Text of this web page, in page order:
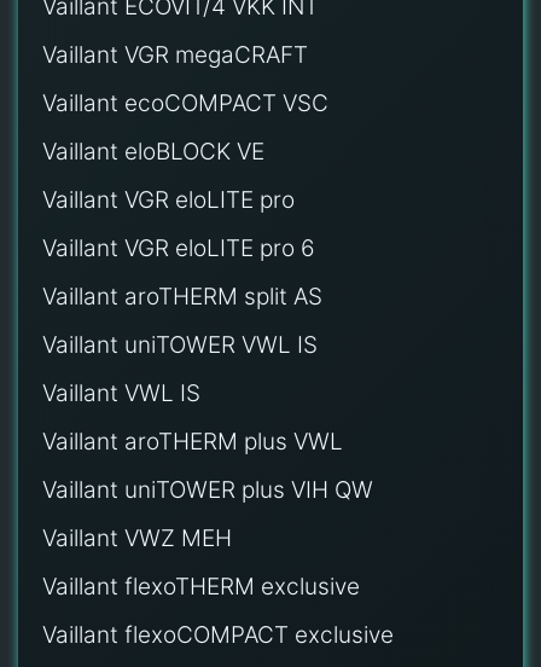
Vaillant ECOVIT/4 VKK INT
Vaillant VGR megaCRAFT
Vaillant ecoCOMPACT VSC
Vaillant eloBLOCK VE
Vaillant VGR eloLITE pro
Vaillant VGR eloLITE pro 6
Vaillant aroTHERM split AS
Vaillant uniTOWER VWL IS
Vaillant VWL IS
Vaillant aroTHERM plus VWL
Vaillant uniTOWER plus VIH QW
Vaillant VWZ MEH
Vaillant flexoTHERM exclusive
Vaillant flexoCOMPACT exclusive